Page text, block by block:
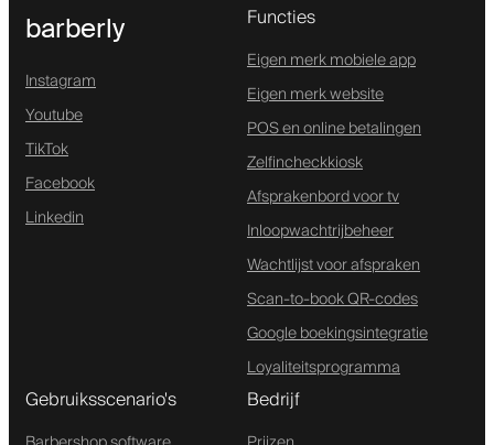
barberly
Instagram
Youtube
TikTok
Facebook
Linkedin
Functies
Eigen merk mobiele app
Eigen merk website
POS en online betalingen
Zelfincheckkiosk
Afsprakenbord voor tv
Inloopwachtrijbeheer
Wachtlijst voor afspraken
Scan-to-book QR-codes
Google boekingsintegratie
Loyaliteitsprogramma
Gebruiksscenario's Bedrijf